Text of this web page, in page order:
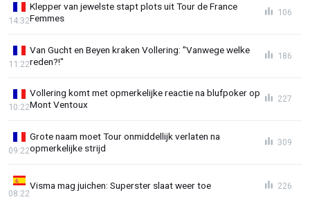
Klepper van jewelste stapt plots uit Tour de France
Femmes
14:32
106
Van Gucht en Beyen kraken Vollering: "Vanwege welke
reden?!"
11:22
186
Vollering komt met opmerkelijke reactie na blufpoker op
Mont Ventoux
10:22
227
Grote naam moet Tour onmiddellijk verlaten na
opmerkelijke strijd
09:22
309
Visma mag juichen: Superster slaat weer toe
08:22
226